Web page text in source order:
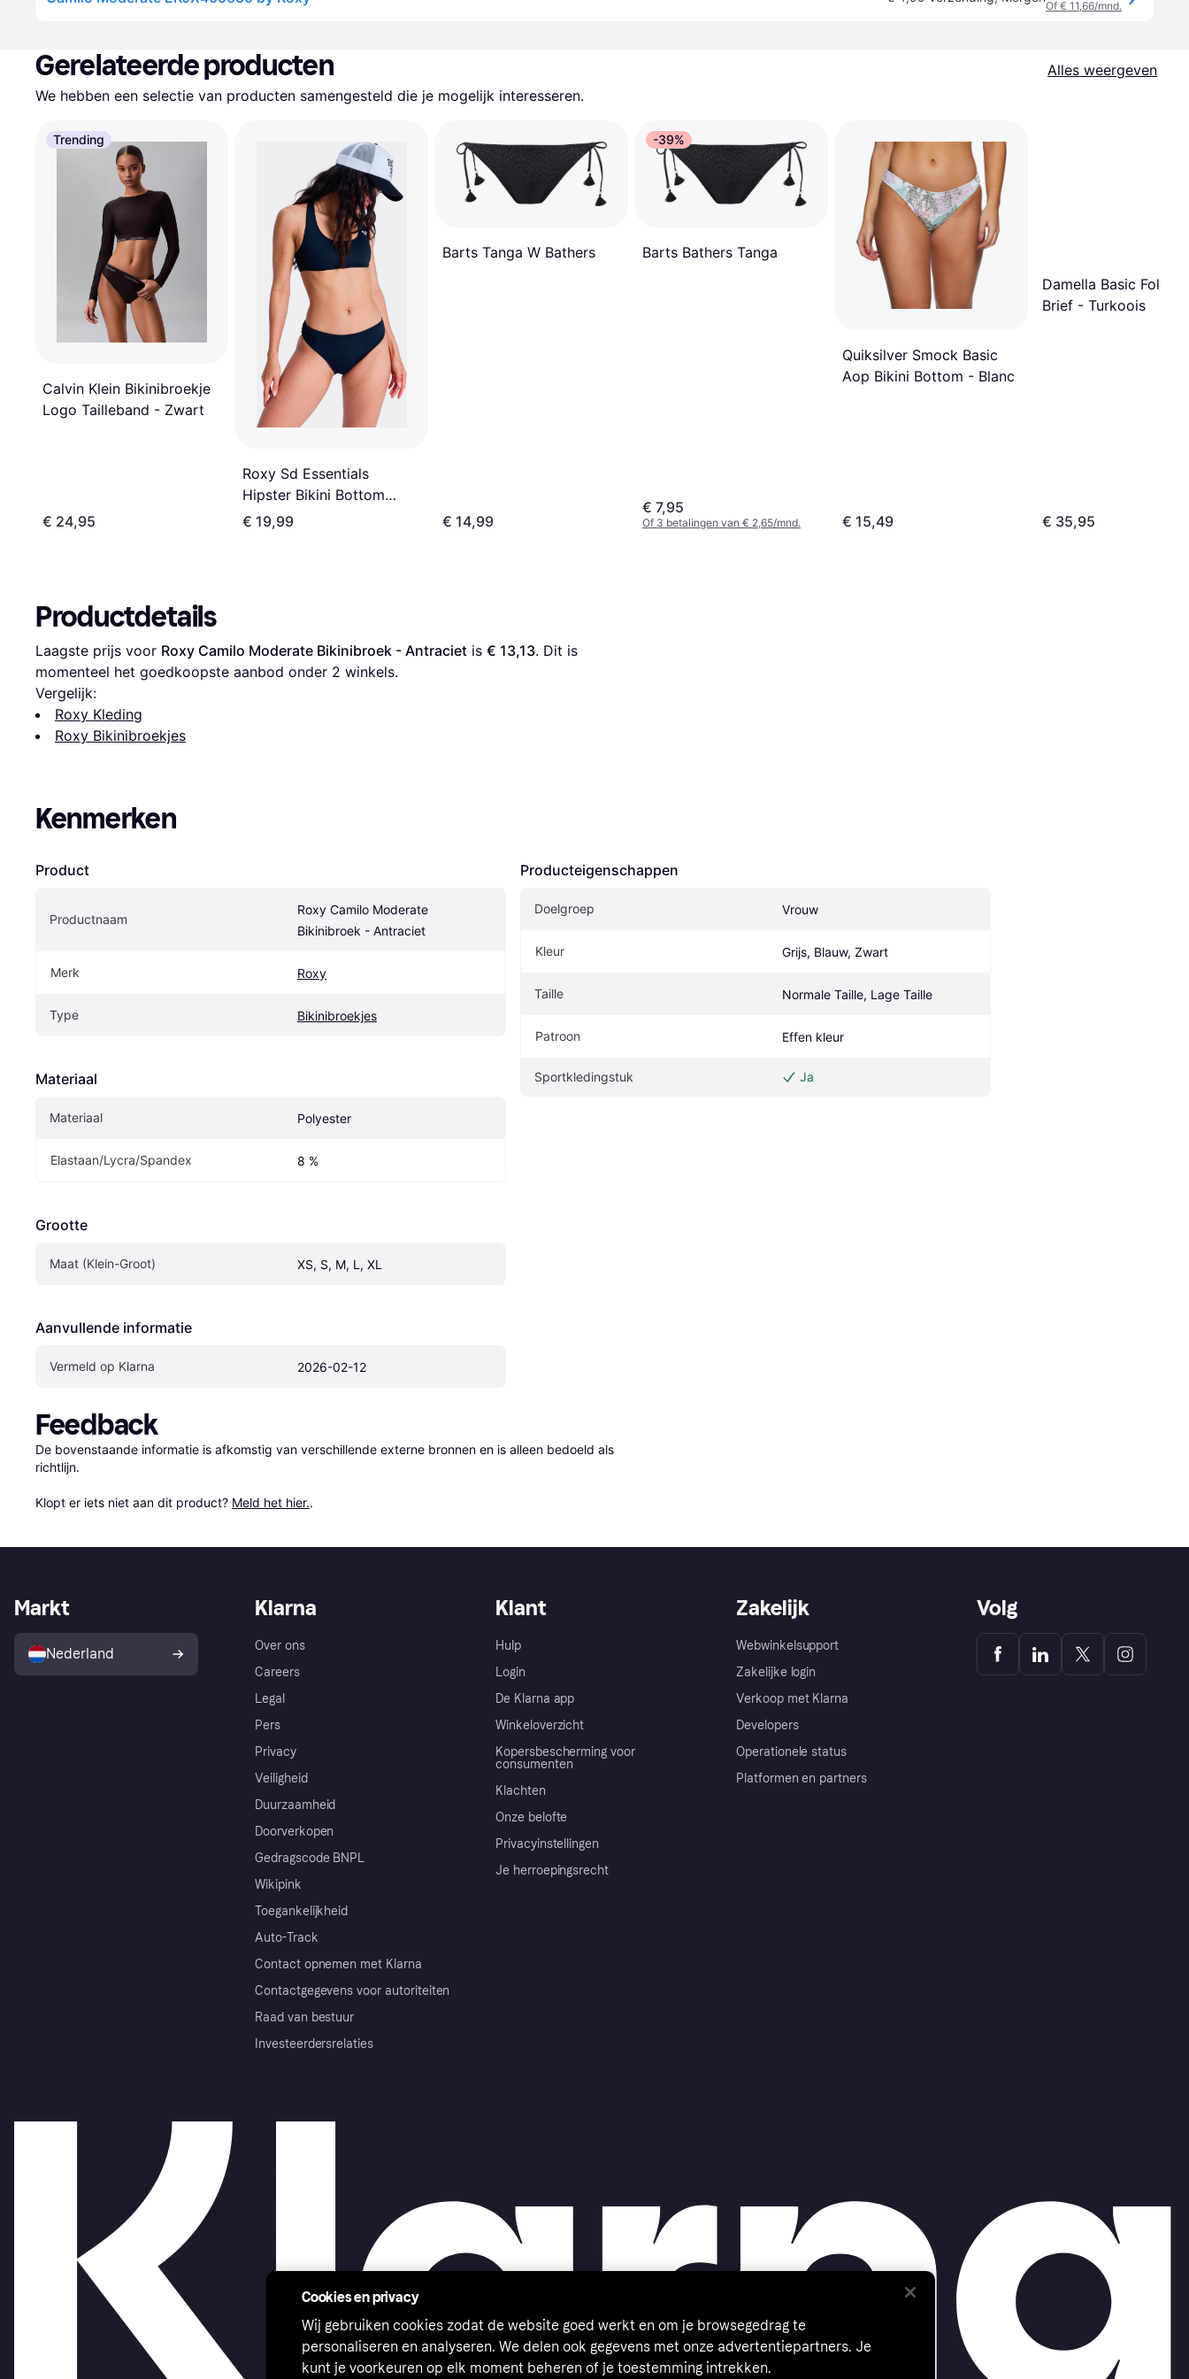
Of € 11,66/mnd.
Gerelateerde producten
Alles weergeven
We hebben een selectie van producten samengesteld die je mogelijk interesseren.
Trending
Calvin Klein Bikinibroekje
Logo Tailleband - Zwart
€ 24,95
Roxy Sd Essentials
Hipster Bikini Bottom
Blauw
€ 19,99
Barts Tanga W Bathers
€ 14,99
-39%
Barts Bathers Tanga
€ 7,95
Of 3 betalingen van € 2,65/mnd.
Quiksilver Smock Basic
Aop Bikini Bottom - Blanc
€ 15,49
Damella Basic
Brief - Turkoois
€ 35,95
Productdetails
Laagste prijs voor Roxy Camilo Moderate Bikinibroek - Antraciet is € 13,13. Dit is
momenteel het goedkoopste aanbod onder 2 winkels.
Vergelijk:
Roxy Kleding
Roxy Bikinibroekjes
Kenmerken
Product
Productnaam
Roxy Camilo Moderate
Bikinibroek - Antraciet
Merk Roxy
Type Bikinibroekjes
Materiaal
Materiaal Polyester
Elastaan/Lycra/Spandex 8 %
Grootte
Maat (Klein-Groot) XS, S, M, L, XL
Aanvullende informatie
Vermeld op Klarna 2026-02-12
Producteigenschappen
Doelgroep Vrouw
Kleur Grijs, Blauw, Zwart
Taille Normale Taille, Lage Taille
Patroon Effen kleur
Sportkledingstuk Ja
Feedback
De bovenstaande informatie is afkomstig van verschillende externe bronnen en is alleen bedoeld als
richtlijn.
Klopt er iets niet aan dit product? Meld het hier..
Klarna
Over ons
Careers
Legal
Pers
Privacy
Veiligheid
Duurzaamheid
Doorverkopen
Gedragscode BNPL
Wikipink
Toegankelijkheid
Auto-Track
Contact opnemen met Klarna
Contactgegevens voor autoriteiten
Raad van bestuur
Investeerdersrelaties
Klant
Hulp
Login
De Klarna app
Winkeloverzicht
Kopersbescherming voor
consumenten
Klachten
Onze belofte
Privacyinstellingen
Je herroepingsrecht
Zakelijk
Webwinkelsupport
Zakelijke login
Verkoop met Klarna
Developers
Operationele status
Platformen en partners
Markt
Nederland
Volg
Cookies en privacy
Wij gebruiken cookies zodat de website goed werkt en om je browsegedrag te
personaliseren en analyseren. We delen ook gegevens met onze advertentiepartners. Je
kunt je voorkeuren op elk moment beheren of je toestemming intrekken.